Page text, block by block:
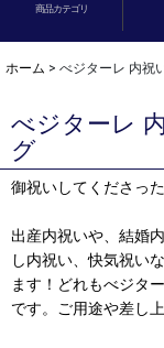
商品カテゴリ
ホーム > べジターレ 内祝
べジターレ
グ
御祝いしてくださっ
出産内祝いや、結婚
し内祝い、快気祝い
ます！どれもべジタ
です。ご用途や差し